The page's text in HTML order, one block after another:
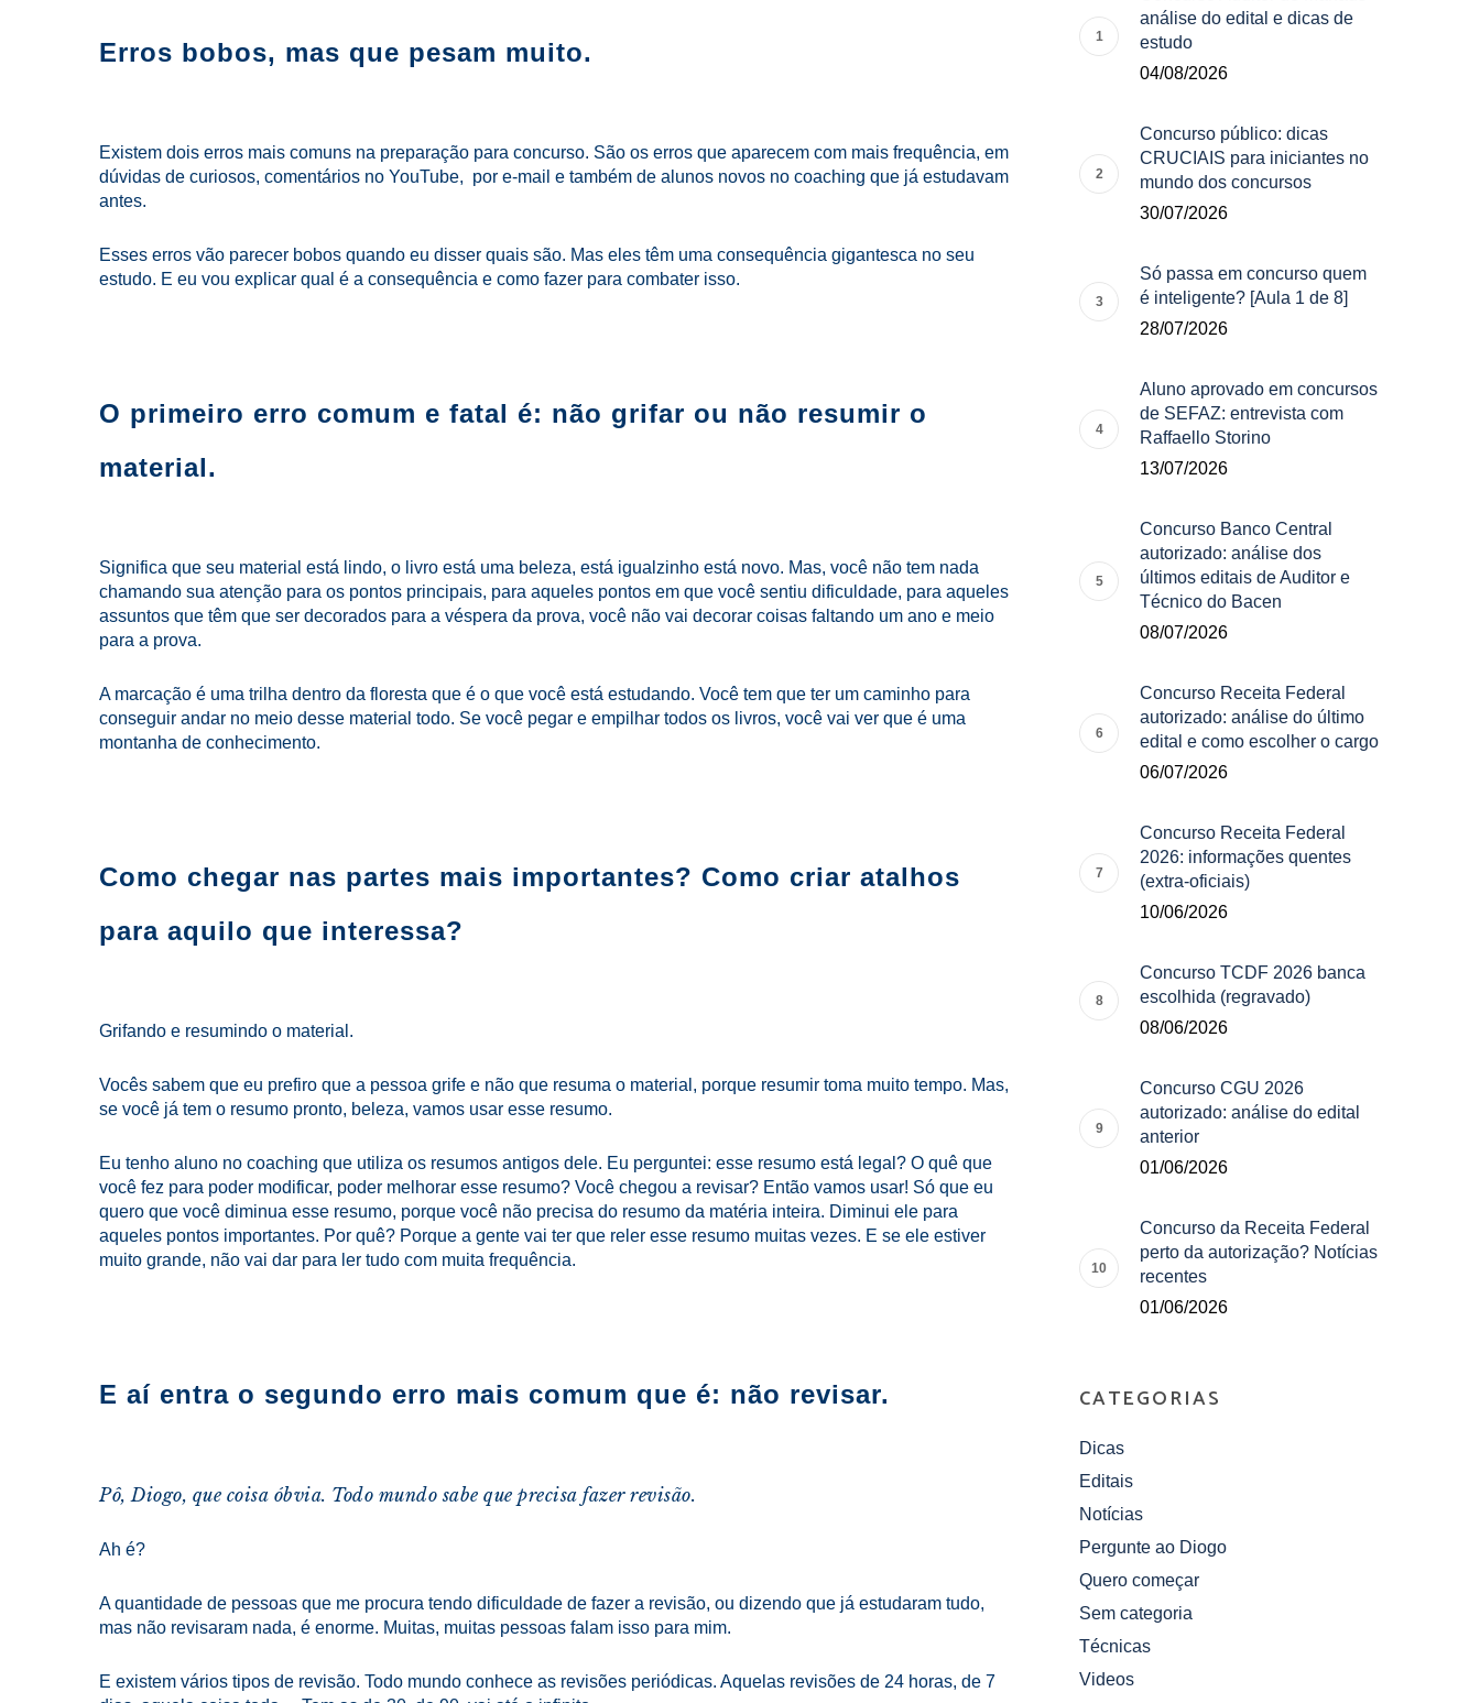
Erros bobos, mas que pesam muito.
Existem dois erros mais comuns na preparação para concurso. São os erros que aparecem com mais frequência, em
dúvidas de curiosos, comentários no YouTube, por e-mail e também de alunos novos no coaching que já estudavam
antes.
Esses erros vão parecer bobos quando eu disser quais são. Mas eles têm uma consequência gigantesca no seu
estudo. E eu vou explicar qual é a consequência e como fazer para combater isso.
O primeiro erro comum e fatal é: não grifar ou não resumir o
material.
Significa que seu material está lindo, o livro está uma beleza, está igualzinho está novo. Mas, você não tem nada
chamando sua atenção para os pontos principais, para aqueles pontos em que você sentiu dificuldade, para aqueles
assuntos que têm que ser decorados para a véspera da prova, você não vai decorar coisas faltando um ano e meio
para a prova.
A marcação é uma trilha dentro da floresta que é o que você está estudando. Você tem que ter um caminho para
conseguir andar no meio desse material todo. Se você pegar e empilhar todos os livros, você vai ver que é uma
montanha de conhecimento.
Como chegar nas partes mais importantes? Como criar atalhos
para aquilo que interessa?
Grifando e resumindo o material.
Vocês sabem que eu prefiro que a pessoa grife e não que resuma o material, porque resumir toma muito tempo. Mas,
se você já tem o resumo pronto, beleza, vamos usar esse resumo.
Eu tenho aluno no coaching que utiliza os resumos antigos dele. Eu perguntei: esse resumo está legal? O quê que
você fez para poder modificar, poder melhorar esse resumo? Você chegou a revisar? Então vamos usar! Só que eu
quero que você diminua esse resumo, porque você não precisa do resumo da matéria inteira. Diminui ele para
aqueles pontos importantes. Por quê? Porque a gente vai ter que reler esse resumo muitas vezes. E se ele estiver
muito grande, não vai dar para ler tudo com muita frequência.
E aí entra o segundo erro mais comum que é: não revisar.
Pô, Diogo, que coisa óbvia. Todo mundo sabe que precisa fazer revisão.
Ah é?
A quantidade de pessoas que me procura tendo dificuldade de fazer a revisão, ou dizendo que já estudaram tudo,
mas não revisaram nada, é enorme. Muitas, muitas pessoas falam isso para mim.
E existem vários tipos de revisão. Todo mundo conhece as revisões periódicas. Aquelas revisões de 24 horas, de 7
análise do edital e dicas de
estudo
04/08/2026
Concurso público: dicas
CRUCIAIS para iniciantes no
mundo dos concursos
30/07/2026
Só passa em concurso quem
é inteligente? [Aula 1 de 8]
28/07/2026
Aluno aprovado em concursos
de SEFAZ: entrevista com
Raffaello Storino
13/07/2026
Concurso Banco Central
autorizado: análise dos
últimos editais de Auditor e
Técnico do Bacen
08/07/2026
Concurso Receita Federal
autorizado: análise do último
edital e como escolher o cargo
06/07/2026
Concurso Receita Federal
2026: informações quentes
(extra-oficiais)
10/06/2026
Concurso TCDF 2026 banca
escolhida (regravado)
08/06/2026
Concurso CGU 2026
autorizado: análise do edital
anterior
01/06/2026
Concurso da Receita Federal
perto da autorização? Notícias
recentes
01/06/2026
CATEGORIAS
Dicas
Editais
Notícias
Pergunte ao Diogo
Quero começar
Sem categoria
Técnicas
Videos